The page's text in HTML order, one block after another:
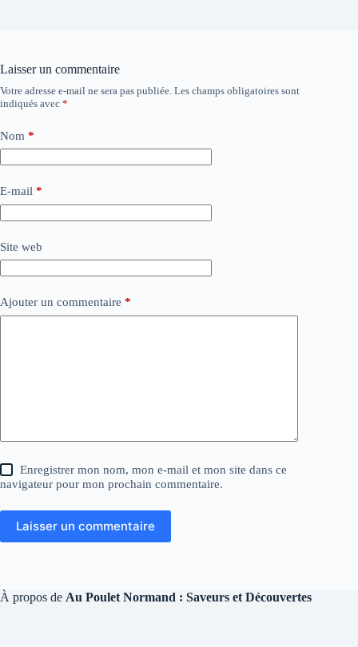
Laisser un commentaire
Votre adresse e-mail ne sera pas publiée. Les champs obligatoires sont
indiqués avec *
Nom *
E-mail *
Site web
Ajouter un commentaire *
Enregistrer mon nom, mon e-mail et mon site dans ce
navigateur pour mon prochain commentaire.
Laisser un commentaire
À propos de Au Poulet Normand : Saveurs et Découvertes